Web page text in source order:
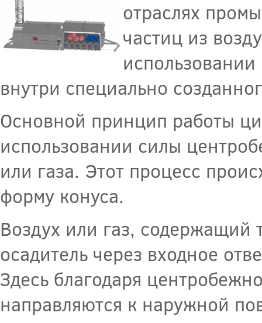
отраслях
частиц из
внутри специально
Основной принцип работы
использовании силы
или газа. Этот процесс
форму конуса.
Воздух или газ, содержащий
осадитель через входное
Здесь благодаря
направляются к наружной